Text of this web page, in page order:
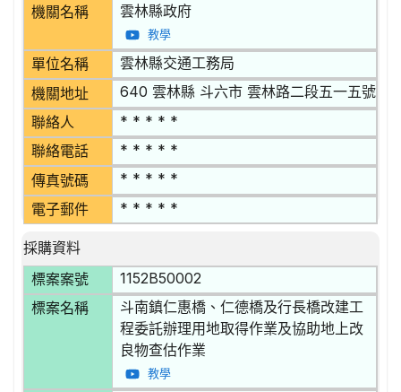
機關名稱 雲林縣政府
教學
單位名稱 雲林縣交通工務局
機關地址 640 雲林縣 斗六市 雲林路二段五一五號
聯絡人 * * * * *
聯絡電話 * * * * *
傳真號碼 * * * * *
電子郵件 * * * * *
採購資料
標案案號
1152B50002
標案名稱
斗南鎮仁惠橋、仁德橋及行長橋改建工
程委託辦理用地取得作業及協助地上改
良物查估作業
教學